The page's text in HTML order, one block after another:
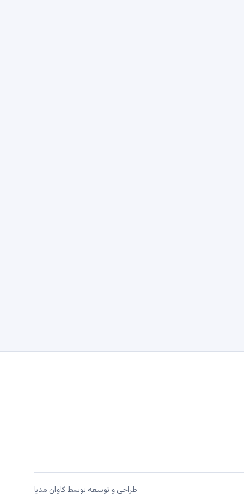
طراحی و توسعه توسط کاوان مدیا